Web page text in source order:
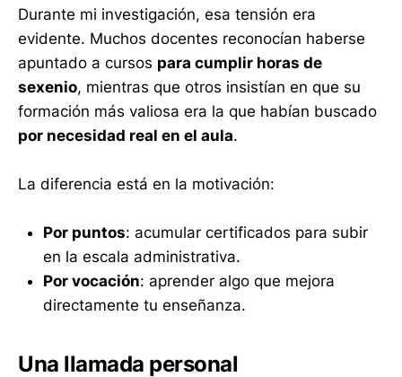
Durante mi investigación, esa tensión era
evidente. Muchos docentes reconocían haberse
apuntado a cursos para cumplir horas de
sexenio, mientras que otros insistían en que su
formación más valiosa era la que habían buscado
por necesidad real en el aula.
La diferencia está en la motivación:
Por puntos: acumular certificados para subir
en la escala administrativa.
Por vocación: aprender algo que mejora
directamente tu enseñanza.
Una llamada personal